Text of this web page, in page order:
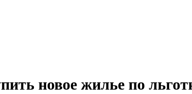
новое жилье по